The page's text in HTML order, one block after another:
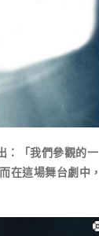
「我們參觀的一
在這場舞台劇中，